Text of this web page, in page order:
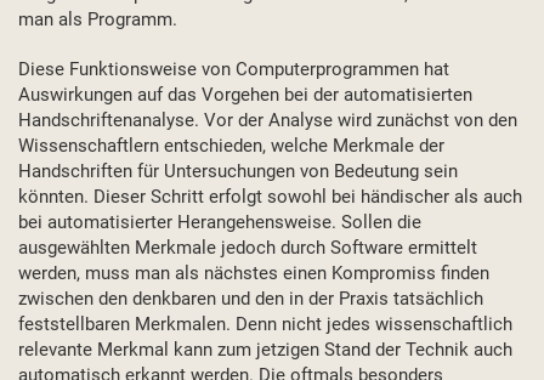
man als Programm.
Diese Funktionsweise von Computerprogrammen hat
Auswirkungen auf das Vorgehen bei der automatisierten
Handschriftenanalyse. Vor der Analyse wird zunächst von den
Wissenschaftlern entschieden, welche Merkmale der
Handschriften für Untersuchungen von Bedeutung sein
könnten. Dieser Schritt erfolgt sowohl bei händischer als auch
bei automatisierter Herangehensweise. Sollen die
ausgewählten Merkmale jedoch durch Software ermittelt
werden, muss man als nächstes einen Kompromiss finden
zwischen den denkbaren und den in der Praxis tatsächlich
feststellbaren Merkmalen. Denn nicht jedes wissenschaftlich
relevante Merkmal kann zum jetzigen Stand der Technik auch
automatisch erkannt werden. Die oftmals besonders